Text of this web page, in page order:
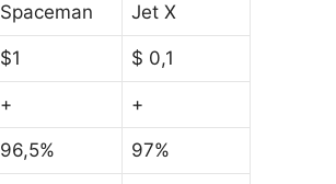
Spaceman Jet X
$1 $ 0,1
+ +
96,5% 97%